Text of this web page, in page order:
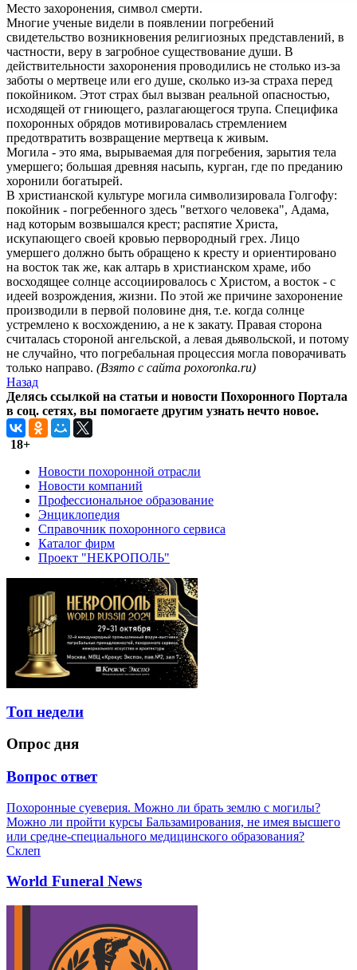
Место захоронения, символ смерти.
Многие ученые видели в появлении погребений
свидетельство возникновения религиозных представлений, в
частности, веру в загробное существование души. В
действительности захоронения проводились не столько из-за
заботы о мертвеце или его душе, сколько из-за страха перед
покойником. Этот страх был вызван реальной опасностью,
исходящей от гниющего, разлагающегося трупа. Специфика
похоронных обрядов мотивировалась стремлением
предотвратить возвращение мертвеца к живым.
Могила - это яма, вырываемая для погребения, зарытия тела
умершего; большая древняя насыпь, курган, где по преданию
хоронили богатырей.
В христианской культуре могила символизировала Голгофу:
покойник - погребенного здесь "ветхого человека", Адама,
над которым возвышался крест; распятие Христа,
искупающего своей кровью первородный грех. Лицо
умершего должно быть обращено к кресту и ориентировано
на восток так же, как алтарь в христианском храме, ибо
восходящее солнце ассоциировалось с Христом, а восток - с
идеей возрождения, жизни. По этой же причине захоронение
производили в первой половине дня, т.е. когда солнце
устремлено к восхождению, а не к закату. Правая сторона
считалась стороной ангельской, а левая дьявольской, и потому
не случайно, что погребальная процессия могла поворачивать
только направо. (Взято с сайта poxoronka.ru)
Назад
Делясь ссылкой на статьи и новости Похоронного Портала
в соц. сетях, вы помогаете другим узнать нечто новое.
18+
Новости похоронной отрасли
Новости компаний
Профессиональное образование
Энциклопедия
Справочник похоронного сервиса
Каталог фирм
Проект "НЕКРОПОЛЬ"
Топ недели
Опрос дня
Вопрос ответ
Похоронные суеверия. Можно ли брать землю с могилы?
Можно ли пройти курсы Бальзамирования, не имея высшего
или средне-специального медицинского образования?
Склеп
World Funeral News